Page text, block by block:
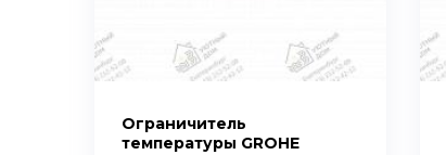
Ограничитель
температуры GROHE